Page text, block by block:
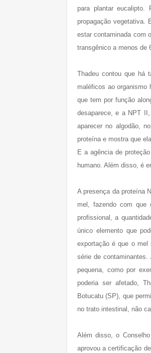
para plantar
propagação vegetativa.
estar contaminada com
transgênico a menos de
Thadeu contou que há
maléficos ao organismo
que tem por função
desaparece, e a NPT
aparecer no algodão,
proteína e mostra que
E a agência de
humano. Além disso, é
A presença da proteína
mel, fazendo com que
profissional, a
único elemento que
exportação é que o mel
série de
pequena, como por
poderia ser afetado,
Botucatu (SP), que
no trato intestinal, não
Além disso, o
aprovou a certificação